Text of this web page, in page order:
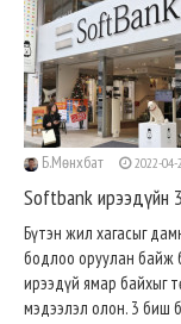
Б.Мөнхбат 2022-04-
Softbank ирээдүйн
Бүтэн жил хагасыг
бодлоо оруулан байж
ирээдүй ямар байхыг
мэдээлэл олон. 3 биш